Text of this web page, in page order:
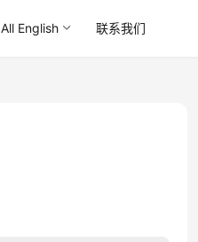
All English 联系我们